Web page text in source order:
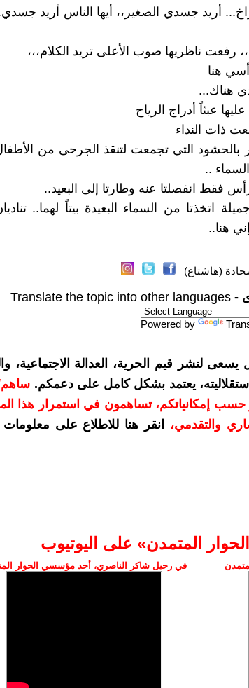
أريد جسدي الصغير،، أيها الناس أريد
رفعت ناظريها صوب الأعلى تريد الكلام،،،
هنا
هناك...
عبثاً أدراج الرياح
ذات النداء
بالحشود التي تجمعت لتنقذ الجرحى من
..
رأس فقط انفصلتا عنه وطارتا إلى البعيد..
اتخذتا من السماء البعيدة بيتاً لهما..
هنا..
(هاشتاغ)
-
Translate the topic into other languages
Powered by
لنشر قيم الحرية، العدالة الاجتماعية،
يعتمد بشكل كامل على دعمكم.
أو أكثر حسب إمكانياتكم، تساهمون في استمرار هذا
والتقدمي،
انقر هنا للاطلاع على معلومات
المتمدن» على اليوتيوب
في رحيل شاكر الناصري، أحد مؤسسي الحوار